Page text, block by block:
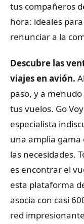
tus compañeros
hora: ideales
renunciar a la
Descubre las
viajes en avión.
paso, y a
tus vuelos. Go
especialista
una amplia gama
las necesidades.
es encontrar el
esta plataforma
asocia con casi
red